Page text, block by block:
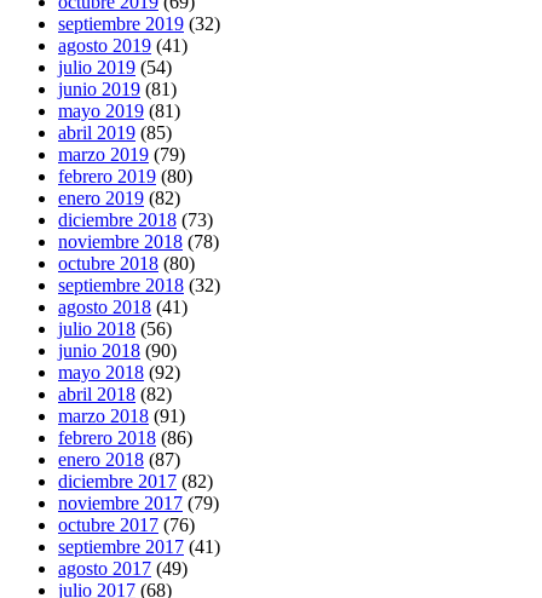
septiembre 2019 (32)
agosto 2019 (41)
julio 2019 (54)
junio 2019 (81)
mayo 2019 (81)
abril 2019 (85)
marzo 2019 (79)
febrero 2019 (80)
enero 2019 (82)
diciembre 2018 (73)
noviembre 2018 (78)
octubre 2018 (80)
septiembre 2018 (32)
agosto 2018 (41)
julio 2018 (56)
junio 2018 (90)
mayo 2018 (92)
abril 2018 (82)
marzo 2018 (91)
febrero 2018 (86)
enero 2018 (87)
diciembre 2017 (82)
noviembre 2017 (79)
octubre 2017 (76)
septiembre 2017 (41)
agosto 2017 (49)
julio 2017 (68)